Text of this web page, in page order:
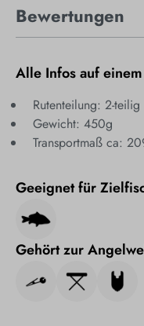
Bewertungen
Alle Infos auf
Rutenteilung: 2-teilig
Gewicht: 450g
Transportmaß ca:
Geeignet für
Gehört zur